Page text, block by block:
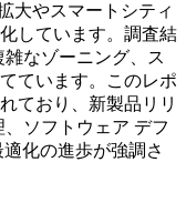
大やスマートシティ
しています。調査結
なゾーニング、ス
ています。このレポ
ており、新製品リリ
ソフトウェア デフ
化の進歩が強調さ